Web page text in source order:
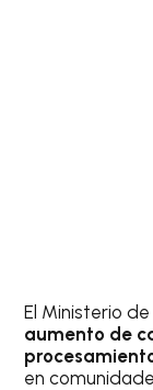
El Ministerio
aumento de
en